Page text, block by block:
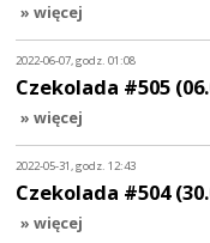
» więcej
2022-06-07, godz. 01:08
Czekolada #505
» więcej
2022-05-31, godz. 12:43
Czekolada #504
» więcej